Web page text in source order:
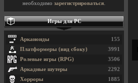
необходимо зарегистрироваться
Игры для PC
155
Арканоиды
3991
Платформеры (вид сбоку)
3506
Ролевые игры (RPG)
2292
Аркадные шутеры
1885
Хорроры